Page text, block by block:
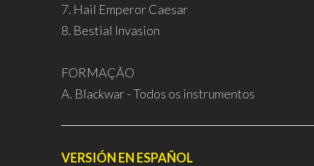
7. Hail Emperor Caesar
8. Bestial Invasion
FORMAÇÃO
A. Blackwar - Todos os instrumentos
VERSIÓN EN ESPAÑOL